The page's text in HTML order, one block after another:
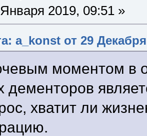
2019, 09:51 »
a_konst от 29
моментом в
дементоров
хватит ли